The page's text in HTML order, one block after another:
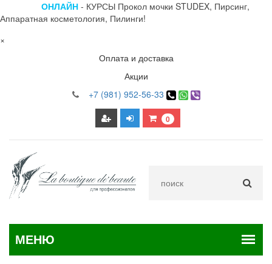
ОНЛАЙН - КУРСЫ Прокол мочки STUDEX, Пирсинг,
Аппаратная косметология, Пилинги!
×
Оплата и доставка
Акции
+7 (981) 952-56-33
0